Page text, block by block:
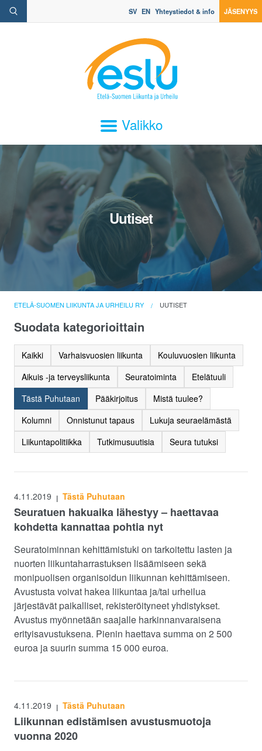
SV EN Yhteystiedot & info JÄSENYYS
Valikko
Uutiset
ETELÄ-SUOMEN LIIKUNTA JA URHEILU RY UUTISET
Suodata kategorioittain
Kaikki Varhaisvuosien liikunta
Kouluvuosien liikunta
Aikuis -ja terveysliikunta
Seuratoiminta
Etelätuuli
Tästä Puhutaan
Pääkirjoitus
Mistä tuulee?
Kolumni
Onnistunut tapaus
Lukuja seuraelämästä
Liikuntapolitiikka
Tutkimusuutisia Seura tutuksi
4.11.2019 | Tästä Puhutaan
Seuratuen hakuaika lähestyy – haettavaa
kohdetta kannattaa pohtia nyt
Seuratoiminnan kehittämistuki on tarkoitettu lasten ja
nuorten liikuntaharrastuksen lisäämiseen sekä
monipuolisen organisoidun liikunnan kehittämiseen.
Avustusta voivat hakea liikuntaa ja/tai urheilua
järjestävät paikalliset, rekisteröityneet yhdistykset.
Avustus myönnetään saajalle harkinnanvaraisena
erityisavustuksena. Pienin haettava summa on 2 500
euroa ja suurin summa 15 000 euroa.
4.11.2019 | Tästä Puhutaan
Liikunnan edistämisen avustusmuotoja
vuonna 2020